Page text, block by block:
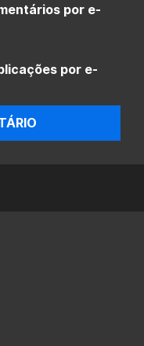
por e-
por e-